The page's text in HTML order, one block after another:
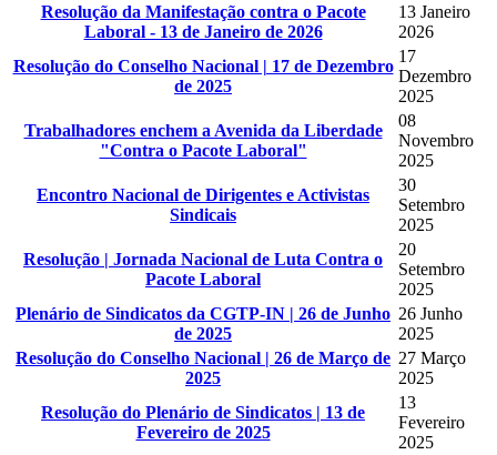
Resolução da Manifestação contra o Pacote
Laboral - 13 de Janeiro de 2026
13 Janeiro
2026
Resolução do Conselho Nacional | 17 de Dezembro
de 2025
17
Dezembro
2025
Trabalhadores enchem a Avenida da Liberdade
"Contra o Pacote Laboral"
08
Novembro
2025
Encontro Nacional de Dirigentes e Activistas
Sindicais
30
Setembro
2025
Resolução | Jornada Nacional de Luta Contra o
Pacote Laboral
20
Setembro
2025
Plenário de Sindicatos da CGTP-IN | 26 de Junho
de 2025
26 Junho
2025
Resolução do Conselho Nacional | 26 de Março de
2025
27 Março
2025
Resolução do Plenário de Sindicatos | 13 de
Fevereiro de 2025
13
Fevereiro
2025